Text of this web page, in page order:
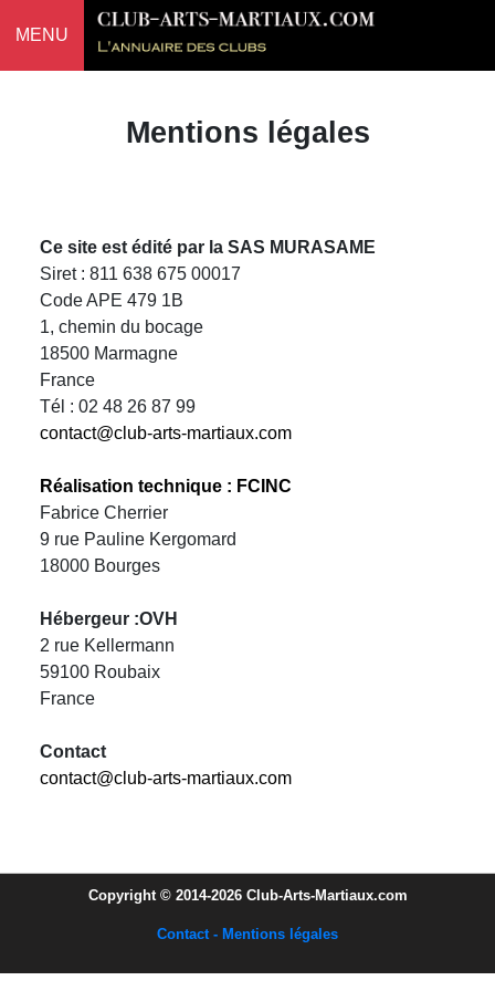
MENU
Mentions légales
Ce site est édité par la SAS MURASAME
Siret : 811 638 675 00017
Code APE 479 1B
1, chemin du bocage
18500 Marmagne
France
Tél : 02 48 26 87 99
contact@club-arts-martiaux.com
Réalisation technique : FCINC
Fabrice Cherrier
9 rue Pauline Kergomard
18000 Bourges
Hébergeur :OVH
2 rue Kellermann
59100 Roubaix
France
Contact
contact@club-arts-martiaux.com
Copyright © 2014-2026 Club-Arts-Martiaux.com
Contact - Mentions légales